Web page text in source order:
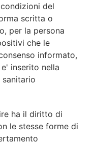
del
scritta o
per la persona
che le
informato,
inserito nella
ha il diritto di
le stesse forme di